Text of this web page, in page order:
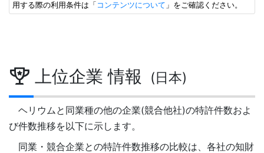
用する際の利用条件は「 コンテンツについて 」をご確認ください。
上位企業 情報 (日本)
ヘリウムと同業種の他の企業(競合他社)の特許件数およ
び件数推移を以下に示します。
同業・競合企業との特許件数推移の比較は、各社の知財